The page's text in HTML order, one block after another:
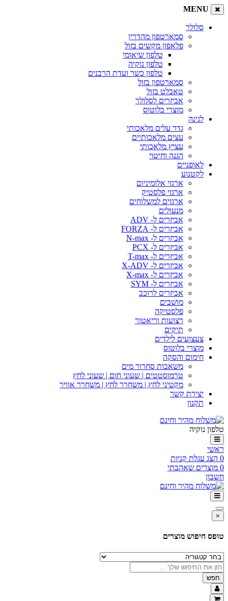
MENU
סלולר
סמארטפון מהדרין
פלאפון מקשים בזול
טלפון שיאומי
טלפון נוקיה
טלפון כשר ועדת הרבנים
סמארטפון בזול
טאבלט בזול
אביזרים לסלולר
מוצרי בלוטוס
לגינה
גדר עלים מלאכותי
עצים מלאכותיים
עציץ מלאכותי
הגנה וחיטוי
לאופניים
לקטנוע
ארגזי אלומיניום
ארגזי פלסטיק
ארגזים למשלוחים
מנעולים
אביזרים ל- ADV
אביזרים ל- FORZA
אביזרים ל- N-max
אביזרים ל- PCX
אביזרים ל- T-max
אביזרים ל- X-ADV
אביזרים ל- X-max
אביזרים ל- SYM
אביזרים לרוכב
מושבים
פלסטיקה
רצועות וריאטור
תיקים
צעצועים לילדים
מוצרי בלוטוס
חימום והסקה
משאבות סחרור מים
טרמוסטטים | שעוני חום | שעוני לחץ
מקטיני לחץ | משחרר לחץ | משחרר אוויר
יצירת קשר
תקנון
טלפון נוקיה
ראשי
0 הצג עגלת קניות
0 מוצרים שאהבתי
חשבון
×
טופס חיפוש מוצרים
חפש